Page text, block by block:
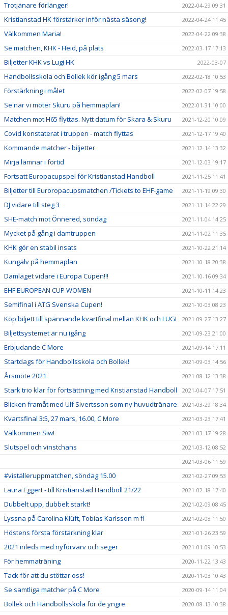
Trotjänare förlänger! 2022-04-29 09:31
Kristianstad HK förstärker inför nästa säsong! 2022-04-24 11:45
Välkommen Maria! 2022-04-22 09:38
Se matchen, KHK - Heid, på plats 2022-03-17 17:13
Biljetter KHK vs Lugi HK 2022-03-07
Handbollsskola och Bollek kör igång 5 mars 2022-02-18 10:53
Förstärkning i målet 2022-02-07 19:58
Se när vi möter Skuru på hemmaplan! 2022-01-31 10:00
Matchen mot H65 flyttas. Nytt datum för Skara & Skuru 2021-12-20 10:09
Covid konstaterat i truppen - match flyttas 2021-12-17 19:40
Kommande matcher - biljetter 2021-12-14 13:32
Mirja lämnar i förtid 2021-12-03 19:17
Fortsatt Europacupspel för Kristianstad Handboll 2021-11-25 11:41
Biljetter till Euroropacupsmatchen /Tickets to EHF-game 2021-11-19 09:30
DJ vidare till steg 3 2021-11-14 22:29
SHE-match mot Önnered, söndag 2021-11-04 14:25
Mycket på gång i damtruppen 2021-11-02 11:35
KHK gör en stabil insats 2021-10-22 21:14
Kungälv på hemmaplan 2021-10-18 20:38
Damlaget vidare i Europa Cupen!!! 2021-10-16 09:34
EHF EUROPEAN CUP WOMEN 2021-10-11 14:23
Semifinal i ATG Svenska Cupen! 2021-10-03 08:23
Köp biljett till spännande kvartfinal mellan KHK och LUGI 2021-09-27 13:27
Biljettsystemet är nu igång 2021-09-23 21:00
Erbjudande C More 2021-09-14 17:11
Startdags för Handbollsskola och Bollek! 2021-09-03 14:56
Årsmöte 2021 2021-08-12 13:38
Stark trio klar för fortsättning med Kristianstad Handboll 2021-04-07 17:51
Blicken framåt med Ulf Sivertsson som ny huvudtränare 2021-03-29 18:34
Kvartsfinal 3:5, 27 mars, 16.00, C More 2021-03-23 17:41
Välkommen Siw! 2021-03-17 19:28
Slutspel och vinstchans
2021-03-12 08:52
2021-03-06 11:59
#viställeruppmatchen, söndag 15.00 2021-02-27 09:53
Laura Eggert - till Kristianstad Handboll 21/22 2021-02-18 17:40
Dubbelt upp, dubbelt starkt! 2021-02-09 08:45
Lyssna på Carolina Klüft, Tobias Karlsson m fl 2021-02-08 11:50
Höstens första förstärkning klar 2021-01-26 23:59
2021 inleds med nyförvärv och seger 2021-01-09 10:53
För hemmaträning 2020-11-22 13:43
Tack för att du stöttar oss! 2020-11-03 10:43
Se samtliga matcher på C More 2020-09-14 11:04
Bollek och Handbollsskola för de yngre 2020-08-13 10:38